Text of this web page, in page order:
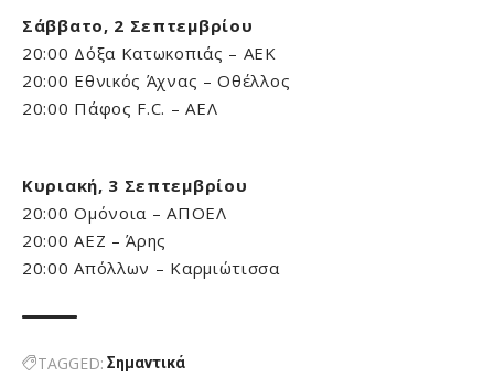
Σάββατο, 2 Σεπτεμβρίου
20:00 Δόξα Κατωκοπιάς – ΑΕΚ
20:00 Εθνικός Άχνας – Οθέλλος
20:00 Πάφος F.C. – ΑΕΛ
Κυριακή, 3 Σεπτεμβρίου
20:00 Ομόνοια – ΑΠΟΕΛ
20:00 ΑΕΖ – Άρης
20:00 Απόλλων – Καρμιώτισσα
TAGGED: Σημαντικά